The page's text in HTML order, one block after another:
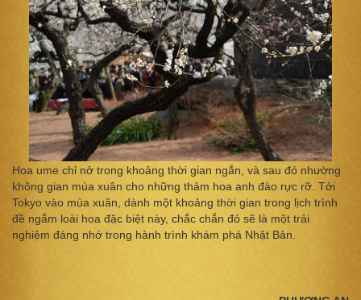
Hoa ume chỉ nở trong khoảng thời gian ngắn, và sau đó nhường
không gian mùa xuân cho những thảm hoa anh đào rực rỡ. Tới
Tokyo vào mùa xuân, dành một khoảng thời gian trong lịch trình
đề ngắm loài hoa đặc biệt này, chắc chắn đó sẽ là một trải
nghiệm đáng nhớ trong hành trình khám phá Nhật Bản.